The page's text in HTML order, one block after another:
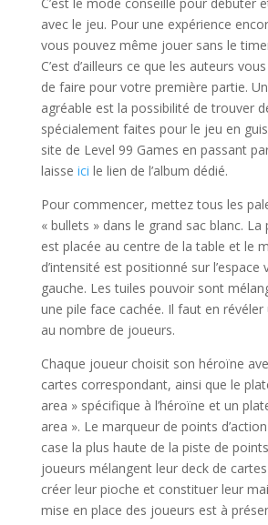
avec le jeu. Pour une expérience
vous pouvez même jouer sans le
C’est d’ailleurs ce que les auteurs
de faire pour votre première partie.
agréable est la possibilité de trouver
spécialement faites pour le jeu en
site de Level 99 Games en passant
laisse ici le lien de l’album dédié.
Pour commencer, mettez tous les
« bullets » dans le grand sac blanc. La
est placée au centre de la table et le
d’intensité est positionné sur l’espace
gauche. Les tuiles pouvoir sont
une pile face cachée. Il faut en
au nombre de joueurs.
Chaque joueur choisit son héroïne
cartes correspondant, ainsi que le
area » spécifique à l’héroïne et un
area ». Le marqueur de points
case la plus haute de la piste de
joueurs mélangent leur deck de
créer leur pioche et constituer leur
mise en place des joueurs est à